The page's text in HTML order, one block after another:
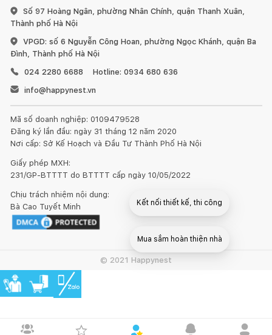
Số 97 Hoàng Ngân, phường Nhân Chính, quận Thanh Xuân,
Thành phố Hà Nội
VPGD: số 6 Nguyễn Công Hoan, phường Ngọc Khánh, quận Ba
Đình, Thành phố Hà Nội
024 2280 6688
Hotline: 0934 680 636
info@happynest.vn
Mã số doanh nghiệp: 0109479528
Đăng ký lần đầu: ngày 31 tháng 12 năm 2020
Nơi cấp: Sở Kế Hoạch và Đầu Tư Thành Phố Hà Nội
Giấy phép MXH:
231/GP-BTTTT do BTTTT cấp ngày 10/05/2022
Chịu trách nhiệm nội dung:
Bà Cao Tuyết Minh
© 2021 Happynest
Kết nối thiết kế, thi công
Mua sắm hoàn thiện nhà